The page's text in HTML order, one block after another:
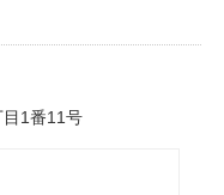
1番11号